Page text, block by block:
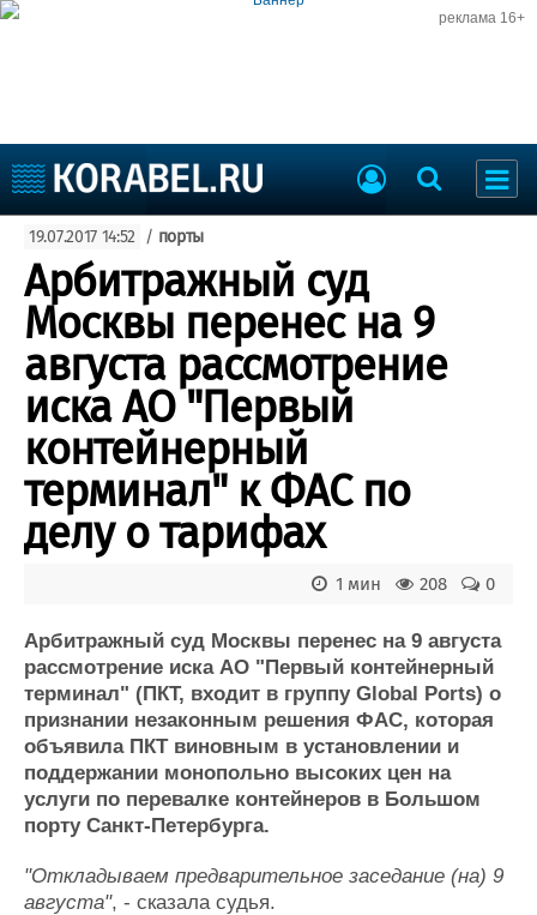
реклама 16+
Судоходство
Судоремонт
События
Пресс-релизы
Порты
ВМФ
Образование
Яхты и катера
Еще
Судостроение
Пульс
Новости
Крюинг
Реклама
Торговая площадка
Доска объявлений
Продажа флота
Услуги
Конференции
Выставки и семинары
Личности
Словарь
Флот
Галерея флота
Отзывы
19.07.2017 14:52 / порты
Арбитражный суд
Москвы перенес на 9
августа рассмотрение
иска АО "Первый
контейнерный
терминал" к ФАС по
делу о тарифах
0
208
1 мин
Арбитражный суд Москвы перенес на 9 августа
рассмотрение иска АО "Первый контейнерный
терминал" (ПКТ, входит в группу Global Ports) о
признании незаконным решения ФАС, которая
объявила ПКТ виновным в установлении и
поддержании монопольно высоких цен на
услуги по перевалке контейнеров в Большом
порту Санкт-Петербурга.
"Откладываем предварительное заседание (на) 9
августа", - сказала судья.